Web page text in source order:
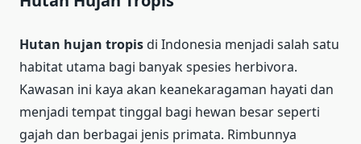
Hutan hujan tropisdi Indonesia menjadi salah satu
habitat utama bagi banyak spesies herbivora.
Kawasan ini kaya akan keanekaragaman hayati dan
menjadi tempat tinggal bagi hewan besar seperti
gajah dan berbagai jenis primata. Rimbunnya